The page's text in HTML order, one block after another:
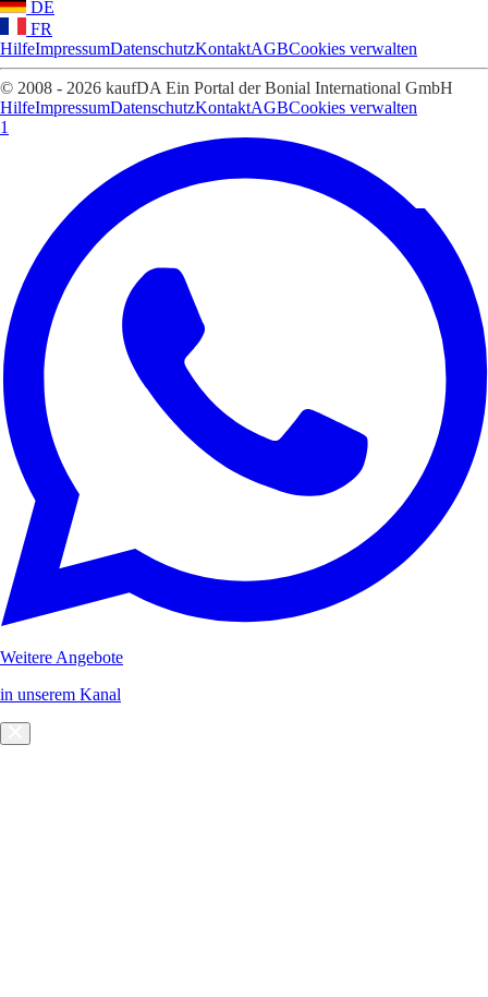
DE
FR
HilfeImpressumDatenschutzKontaktAGBCookies verwalten
© 2008 - 2026 kaufDA Ein Portal der Bonial International GmbH
HilfeImpressumDatenschutzKontaktAGBCookies verwalten
1
Weitere Angebote
in unserem Kanal